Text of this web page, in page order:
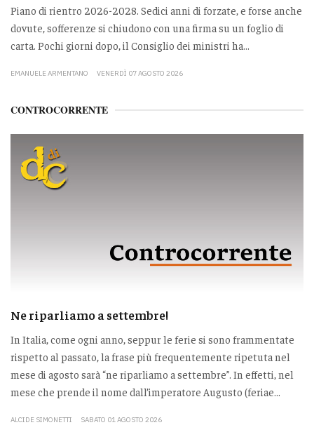
Piano di rientro 2026-2028. Sedici anni di forzate, e forse anche
dovute, sofferenze si chiudono con una firma su un foglio di
carta. Pochi giorni dopo, il Consiglio dei ministri ha...
EMANUELE ARMENTANO VENERDÌ 07 AGOSTO 2026
CONTROCORRENTE
Ne riparliamo a settembre!
In Italia, come ogni anno, seppur le ferie si sono frammentate
rispetto al passato, la frase più frequentemente ripetuta nel
mese di agosto sarà “ne riparliamo a settembre”. In effetti, nel
mese che prende il nome dall’imperatore Augusto (feriae...
ALCIDE SIMONETTI SABATO 01 AGOSTO 2026